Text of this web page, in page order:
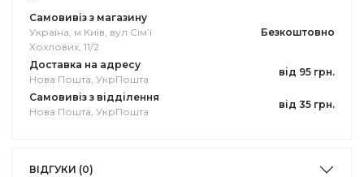
Самовивіз з магазину
Україна, м Київ, вул Сімʼї
Хохлових, 11/2
Безкоштовно
Доставка на адресу
Нова Пошта, УкрПошта
від 95 грн.
Самовивіз з відділення
Нова Пошта, УкрПошта
від 35 грн.
ВІДГУКИ (0)